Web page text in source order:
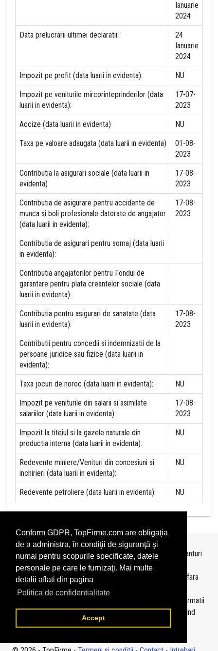
Conform GDPR, TopFirme.com are obligaţia
de a administra, în condiţii de siguranţă şi
numai pentru scopurile specificate, datele
personale pe care le furnizaţi. Mai multe
detalii aflati din pagina
Politica de confidentialitate
Accept
Ianuarie
2024
Data prelucrarii ultimei declaratii:
24
Ianuarie
2024
Impozit pe profit (data luarii in evidenta): NU
Impozit pe veniturile mircorinteprinderilor (data
luarii in evidenta):
17-07-
2023
Accize (data luarii in evidenta) NU
Taxa pe valoare adaugata (data luarii in evidenta)
01-08-
2023
Contributia la asigurari sociale (data luarii in
evidenta)
17-08-
2023
Contributia de asigurare pentru accidente de
munca si boli profesionale datorate de angajator
(data luarii in evidenta):
17-08-
2023
Contributia de asigurari pentru somaj (data luarii
in evidenta):
Contributia angajatorilor pentru Fondul de
garantare pentru plata creantelor sociale (data
luarii in evidenta):
Contributia pentru asigurari de sanatate (data
luarii in evidenta):
17-08-
2023
Contributii pentru concedii si indemnizatii de la
persoane juridice sau fizice (data luarii in
evidenta):
Taxa jocuri de noroc (data luarii in evidenta): NU
Impozit pe veniturile din salarii si asimilate
salariilor (data luarii in evidenta):
17-08-
2023
Impozit la titeiul si la gazele naturale din
productia interna (data luarii in evidenta):
NU
Redevente miniere/Venituri din concesiuni si
inchirieri (data luarii in evidenta):
NU
Redevente petroliere (data luarii in evidenta): NU
Topurile sunt realizate deTopFirmepe baza ultimelor bilanturi
depuse si au scop informativ.
Este interzisa folosirea topurilor fara acordul TopFirme si fara
precizarea sursei.
sau informatii
despre agentii economici va rugam sa ne contactati folosind